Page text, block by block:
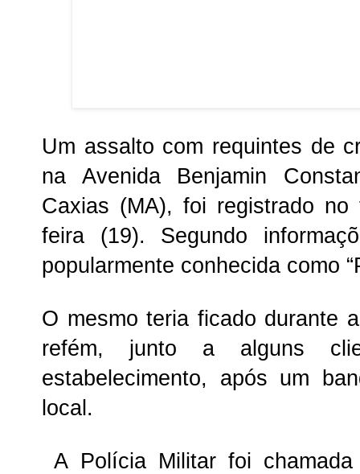
Um assalto com requintes de
na Avenida Benjamin
Caxias (MA), foi registrado
feira (19). Segundo
popularmente conhecida como
O mesmo teria ficado durante
refém, junto a alguns
estabelecimento, após um
local.
A Polícia Militar foi